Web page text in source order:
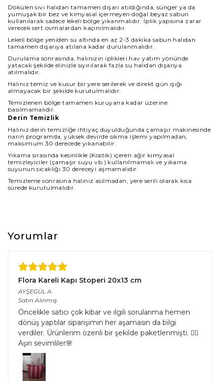
Dökülen sıvı halıdan tamamen dışarı atıldığında, sünger ya da
yumuşak bir bez ve kimyasal içermeyen doğal beyaz sabun
kullanılarak sadece lekeli bölge yıkanmalıdır. İplik yapısına zarar
verecek sert ovmalardan kaçınılmalıdır.
Lekeli bölge yeniden su altında en az 2-3 dakika sabun halıdan
tamamen dışarıya atılana kadar durulanmalıdır.
Durulama sonrasında, halınızın iplikleri hav yatım yönünde
yatacak şekilde elinizle sıyırılarak fazla su halıdan dışarıya
atılmalıdır.
Halınız temiz ve kusur bir yere serilerek ve direkt gün ışığı
almayacak bir şekilde kurutulmalıdır.
Temizlenen bölge tamamen kuruyana kadar üzerine
basılmamalıdır.
Derin Temizlik
Halınız derin temizliğe ihtiyaç duyulduğunda çamaşır makinesinde
narin programda, yüksek devirde sıkma işlemi yapılmadan,
maksimum 30 derecede yıkanabilir.
Yıkama sırasında kesinlikle (Kostik) içeren ağır kimyasal
temizleyiciler (çamaşır suyu vb.) kullanılmamalı ve yıkama
suyunun sıcaklığı 30 dereceyi aşmamalıdır.
Temizleme sonrasına halınız asılmadan, yere serili olarak kısa
sürede kurutulmalıdır.
Yorumlar
Flora Kareli Kapı Stoperi 20x13 cm
AYŞEGÜL A.
Satın Alınmış
Öncelikle satıcı çok kibar ve ilgili sorularıma hemen
dönüş yaptılar siparişimin her aşamasın da bilgi
verdiler. Ürünlerim özenli bir şekilde paketlenmişti. 👌🏻
Aşırı sevimliler🌸